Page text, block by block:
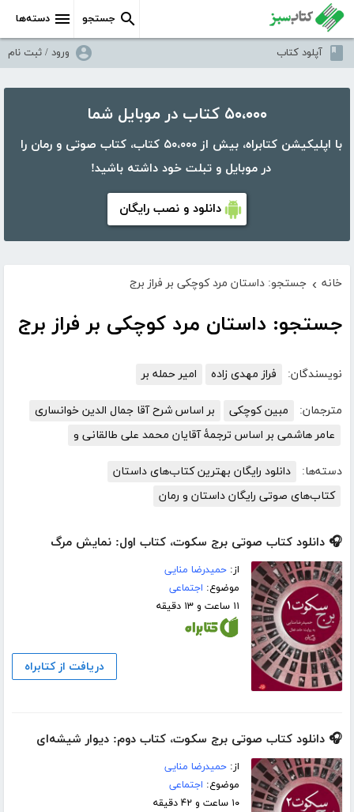
دسته‌ها جستجو
آپلود کتاب ورود / ثبت نام
۵۰،۰۰۰ کتاب در موبایل شما
با اپلیکیشن کتابراه، بیش از ۵۰،۰۰۰ کتاب، کتاب صوتی و رمان را
در موبایل و تبلت خود داشته باشید!
دانلود و نصب رایگان
خانه › جستجو: داستان مرد کوچکی بر فراز برج
جستجو: داستان مرد کوچکی بر فراز برج
نویسندگان: فراز مهدی زاده امیر حمله بر
مترجمان: مبین کوچکی
بر اساس شرح آقا جمال الدین خوانساری
عامر هاشمی بر اساس ترجمۀ آقایان محمد علی طالقانی و
دسته‌ها:
دانلود رایگان بهترین کتاب‌های داستان
کتاب‌های صوتی رایگان داستان و رمان
🎧 دانلود کتاب صوتی برج سکوت، کتاب اول: نمایش مرگ
از:حمیدرضا منایی
موضوع: اجتماعی
۱۱ ساعت و ۱۳ دقیقه
دریافت از کتابراه
🎧 دانلود کتاب صوتی برج سکوت، کتاب دوم: دیوار شیشه‌ای
از:حمیدرضا منایی
موضوع: اجتماعی
۱۰ ساعت و ۴۲ دقیقه